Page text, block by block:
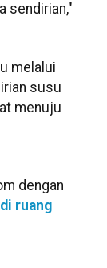
sendirian,"
melalui
susu
menuju
dengan
ruang